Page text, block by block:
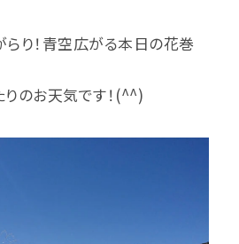
り！青空広がる本日の花巻
のお天気です！(^^)